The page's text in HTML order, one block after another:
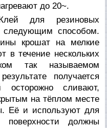
до 20~.
для резиновых
следующим способом.
крошат на мелкие
в течение нескольких
так называемом
получается
осторожно сливают,
на тёплом месте
Её и используют для
поверхности должны